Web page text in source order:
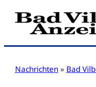
Zum
Inhalt
Nachrichten » Bad